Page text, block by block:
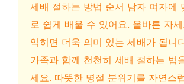
세배 절하는 방법 순서 남자 여자에
로 쉽게 배울 수 있어요. 올바른 자
익히면 더욱 의미 있는 세배가 됩니
가족과 함께 천천히 세배 절하는 법
세요. 따뜻한 명절 분위기를 자연스